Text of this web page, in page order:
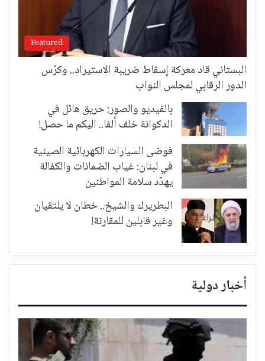
Featured
البستاني قاد معركة إسقاط ضريبة الاستيراد.. وكرّس
الدور الرقابي لمجلس النواب
بالفيديو والصور: حريق هائل في
الدكوانة خلف ألفا.. اليكم ما حصل!
فوضى السيارات الكهربائية الصينية
في لبنان: غياب الضمانات والكفالة
يهدّد سلامة المواطنين
البطريرك والشيخ.. خطان لا يلتقيان
وغير قابلين للمقارنة!
أخبار دولية